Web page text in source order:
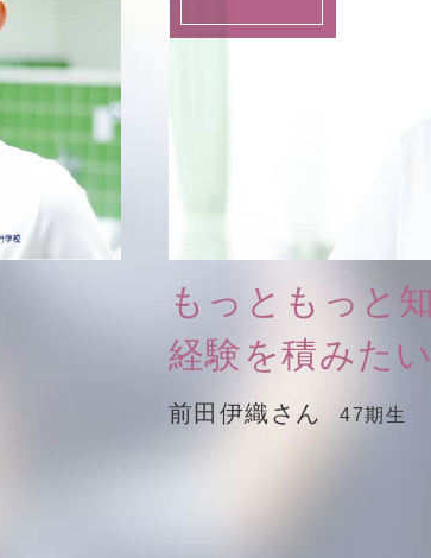
もっともっと
経験を積みたい
前田伊織さん 47期生